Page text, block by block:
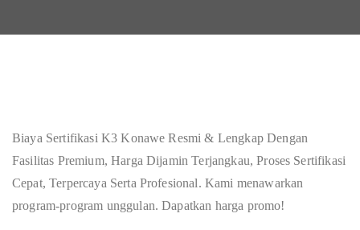
Biaya Sertifikasi K3 Konawe Resmi & Lengkap Dengan
Fasilitas Premium, Harga Dijamin Terjangkau, Proses Sertifikasi
Cepat, Terpercaya Serta Profesional. Kami menawarkan
program-program unggulan. Dapatkan harga promo!